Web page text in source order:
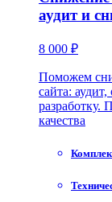
аудит и
8 000 ₽
Поможем
сайта:
разработку.
качества